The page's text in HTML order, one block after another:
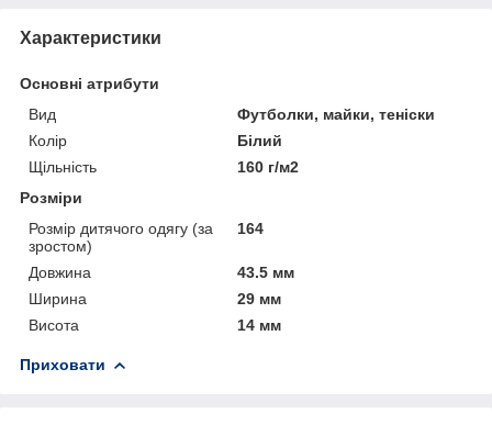
Характеристики
Основні атрибути
Вид
Футболки, майки, теніски
Колір
Білий
Щільність
160 г/м2
Розміри
Розмір дитячого одягу (за
зростом)
164
Довжина
43.5 мм
Ширина
29 мм
Висота
14 мм
Приховати